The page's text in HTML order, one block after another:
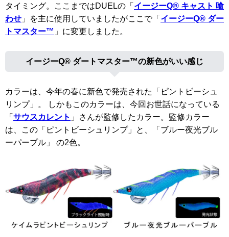
タイミング。ここまではDUELの「 イージーQ® キャスト 喰
わせ 」を主に使用していましたがここで「 イージーQ® ダー
トマスター™ 」に変更しました。
イージーQ® ダートマスター™の新色がいい感じ
カラーは、今年の春に新色で発売された「ピントビーシュ
リンプ」。 しかもこのカラーは、今回お世話になっている
「 サウスカレント 」さんが監修したカラー。監修カラー
は、この「ピントビーシュリンプ」と、「ブルー夜光ブル
ーパープル」 の2色。